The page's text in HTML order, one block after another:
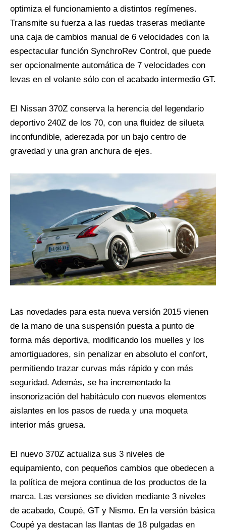
optimiza el funcionamiento a distintos regímenes.
Transmite su fuerza a las ruedas traseras mediante
una caja de cambios manual de 6 velocidades con la
espectacular función SynchroRev Control, que puede
ser opcionalmente automática de 7 velocidades con
levas en el volante sólo con el acabado intermedio GT.
El Nissan 370Z conserva la herencia del legendario
deportivo 240Z de los 70, con una fluidez de silueta
inconfundible, aderezada por un bajo centro de
gravedad y una gran anchura de ejes.
Las novedades para esta nueva versión 2015 vienen
de la mano de una suspensión puesta a punto de
forma más deportiva, modificando los muelles y los
amortiguadores, sin penalizar en absoluto el confort,
permitiendo trazar curvas más rápido y con más
seguridad. Además, se ha incrementado la
insonorización del habitáculo con nuevos elementos
aislantes en los pasos de rueda y una moqueta
interior más gruesa.
El nuevo 370Z actualiza sus 3 niveles de
equipamiento, con pequeños cambios que obedecen a
la política de mejora continua de los productos de la
marca. Las versiones se dividen mediante 3 niveles
de acabado, Coupé, GT y Nismo. En la versión básica
Coupé ya destacan las llantas de 18 pulgadas en